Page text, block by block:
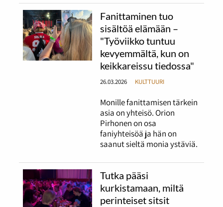
Fanittaminen tuo
sisältöä elämään –
"Työviikko tuntuu
kevyemmältä, kun on
keikkareissu tiedossa"
26.03.2026 KULTTUURI
Monille fanittamisen tärkein
asia on yhteisö. Orion
Pirhonen on osa
faniyhteisöä ja hän on
saanut sieltä monia ystäviä.
Tutka pääsi
kurkistamaan, miltä
perinteiset sitsit